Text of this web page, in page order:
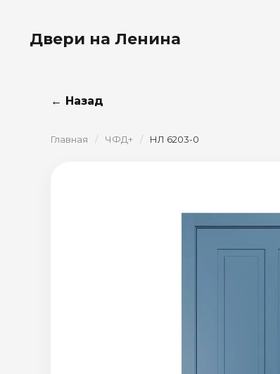
Двери на Ленина
← Назад
Главная / ЧФД+ / НЛ 6203-0